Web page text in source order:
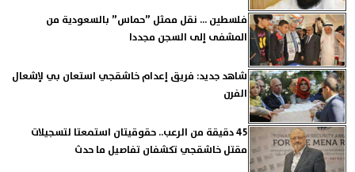
فلسطين ... نقل ممثل ”حماس” بالسعودية من
المشفى إلى السجن مجددا
شاهد جديد: فريق إعدام خاشقجي استعان بي لإشعال
الفرن
45 دقيقة من الرعب.. حقوقيتان استمعتا لتسجيلات
مقتل خاشقجي تكشفان تفاصيل ما حدث